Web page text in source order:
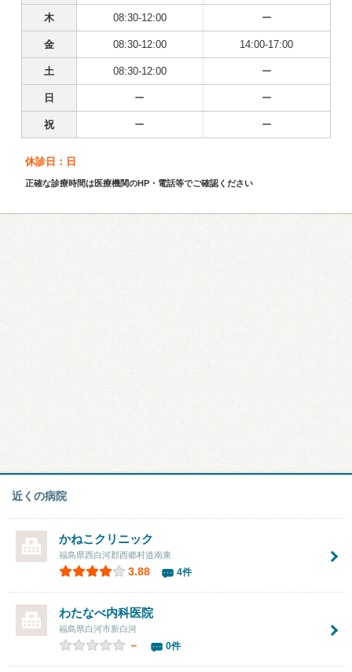
木 08:30-12:00 ー
金 08:30-12:00 14:00-17:00
土 08:30-12:00 ー
日 ー ー
祝 ー ー
休診日：日
正確な診療時間は医療機関のHP・電話等でご確認ください
近くの病院
かねこクリニック
福島県西白河郡西郷村道南東
3.88 4件
わたなべ内科医院
福島県白河市新白河
－ 0件